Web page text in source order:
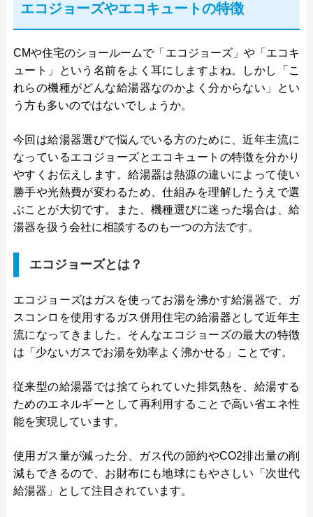
エコジョーズやエコキュートの特徴
CMや住宅のショールームで「エコジョーズ」や「エコキ
ュート」という名前をよく耳にしますよね。しかし「こ
れらの機種がどんな給湯器なのかよく分からない」とい
う方も多いのではないでしょうか。
今回は給湯器選びで悩んでいる方のために、近年主流に
なっているエコジョーズとエコキュートの特徴を分かり
やすくお伝えします。給湯器は熱源の違いによって使い
勝手や光熱費が変わるため、仕組みを理解したうえで選
ぶことが大切です。また、機種選びに迷った場合は、給
湯器を扱う会社に相談するのも一つの方法です。
エコジョーズとは？
エコジョーズはガスを使ってお湯を沸かす給湯器で、ガ
スコンロを使用するガス併用住宅の給湯器として近年主
流になってきました。そんなエコジョーズの最大の特徴
は「少ないガスでお湯を効率よく沸かせる」ことです。
従来型の給湯器では捨てられていた排気熱を、給湯する
ためのエネルギーとして再利用することで高い省エネ性
能を実現しています。
使用ガス量が減った分、ガス代の節約やCO2排出量の削
減もできるので、お財布にも地球にもやさしい「次世代
給湯器」として注目されています。